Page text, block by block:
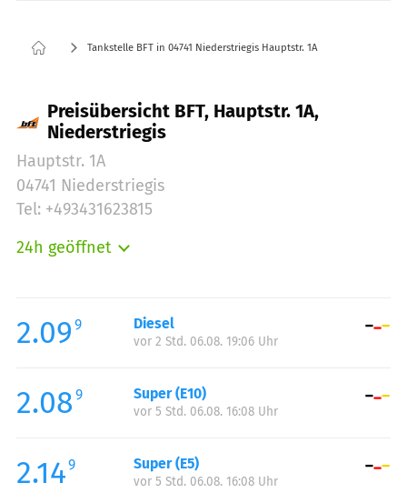
Tankstelle BFT in 04741 Niederstriegis Hauptstr. 1A
Preisübersicht BFT, Hauptstr. 1A,
Niederstriegis
Hauptstr. 1A
04741 Niederstriegis
Tel: +493431623815
24h geöffnet
Mittwoch:
00:00-24:00
Donnerstag:
Samstag:
00:00-24:00
Sonntag:
2.09 9 Diesel
vor 2 Std. 06.08. 19:06 Uhr
2.08 9 Super (E10)
vor 5 Std. 06.08. 16:08 Uhr
2.149 Super (E5)
vor 5 Std. 06.08. 16:08 Uhr